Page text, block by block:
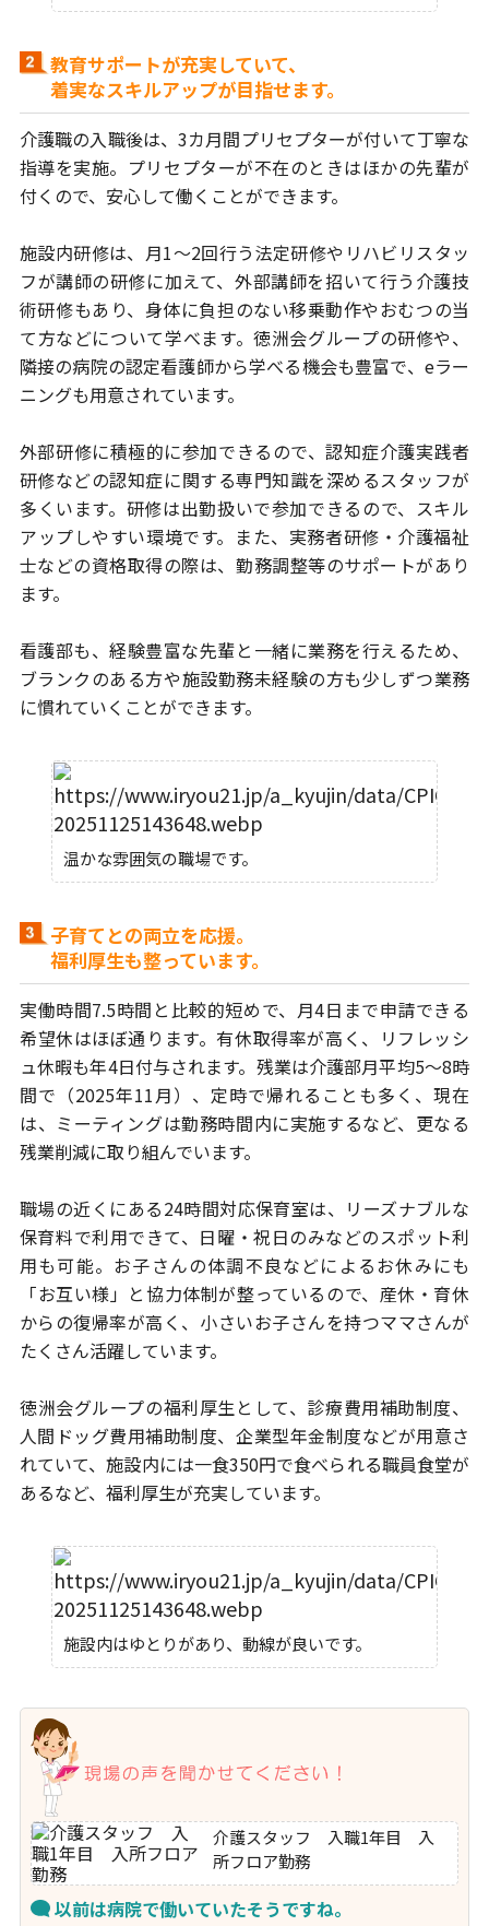
教育サポートが充実していて、
着実なスキルアップが目指せます。
介護職の入職後は、3カ月間プリセプターが付いて丁寧な
指導を実施。プリセ プターが不在のときはほかの先輩が
付くので、安心して働くことができます。
施設内研修は、月1～2回行う法定研修やリハビリスタッ
フが講師の研修に加えて、外部講師を招いて行う介護技
術研修もあり、身体に負担のない移乗動作やおむつの当
て方などについて学べます。徳洲会グループの研修や、
隣接の病院の認定看護師から学べる機会も豊富で、eラー
ニングも用意されています。
外部研修に積極的に参加できるので、認知症介護実践者
研修などの認知症に関する専門知識を深めるスタッフが
多くいます。 研修は出勤扱いで参加できるので、スキル
アップしやすい環境です。また、 実務者研修・介護福祉
士などの資格取得の際は、勤務調整等のサポートがあり
ます。
看護部も、経験豊富な先輩と一緒に業務を行えるため、
ブランクのある方や施設勤務未経験の方も少しずつ業務
に慣れていくことができます。
温かな雰囲気の職場です。
子育てとの両立を応援。
福利厚生も整っています。
実働時間7.5時間と比較的短めで、月4日まで申請できる
希望休はほぼ通ります。 有休取得率が高く、リフレッシ
ュ休暇も年4日付与されます。 残業は介護部月平均5～8時
間で（2025年11月）、定時で帰れることも多く、現在
は、 ミーティングは勤務時間内に実施するなど、更なる
残業削減に取り組んでいます。
職場の近くにある24時間対応保育室は、リーズナブルな
保育料で利用できて、 日曜・祝日のみなどのスポット利
用も可能。お子さんの体調不良などによるお休みにも
「お互い様」と協力体制が整っているので、産休・育休
からの復帰率が高く、小さいお子さんを持つママさんが
たくさん活躍しています。
徳洲会グループの福利厚生として、診療費用補助制度、
人間ドッグ費用補助制度、 企業型年金制度などが用意さ
れていて、施設内には一食350円で食べられる職員食堂が
あるなど、福利厚生が充実しています。
施設内はゆとりがあり、動線が良いです。
介護スタッフ 入職1年目 入
所フロア勤務
以前は病院で働いていたそうですね。